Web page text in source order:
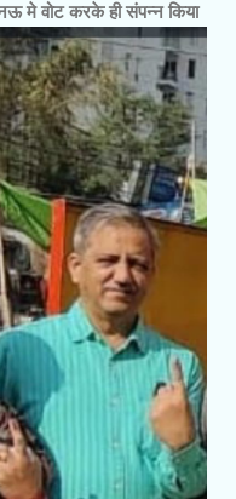
मे वोट करके ही संपन्न किया